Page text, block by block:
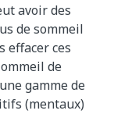
avoir des
de sommeil
effacer ces
de
gamme de
(mentaux)